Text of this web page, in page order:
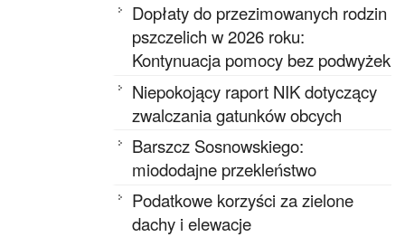
Dopłaty do przezimowanych rodzin
pszczelich w 2026 roku:
Kontynuacja pomocy bez podwyżek
Niepokojący raport NIK dotyczący
zwalczania gatunków obcych
Barszcz Sosnowskiego:
miododajne przekleństwo
Podatkowe korzyści za zielone
dachy i elewacje